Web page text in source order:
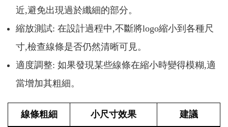
近,避免出現過於纖細的部分。
縮放測試: 在設計過程中,不斷將logo縮小到各種尺
寸,檢查線條是否仍然清晰可見。
適度調整: 如果發現某些線條在縮小時變得模糊,適
當增加其粗細。
線條粗細 小尺寸效果 建議